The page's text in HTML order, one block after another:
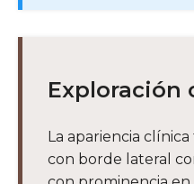
Exploración
La apariencia
con borde lateral